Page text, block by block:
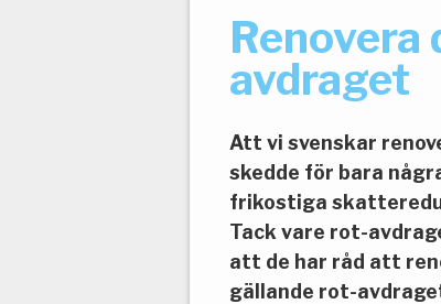
avdraget
Att vi svenskar
skedde för bara
frikostiga
Tack vare rot-
att de har råd att
gällande rot-